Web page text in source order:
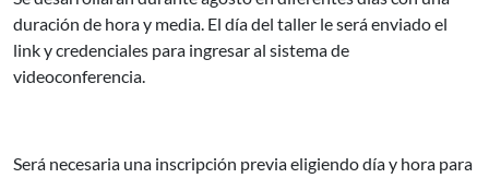
duración de hora y media. El día del taller le será enviado el
link y credenciales para ingresar al sistema de
videoconferencia.
Será necesaria una inscripción previa eligiendo día y hora para